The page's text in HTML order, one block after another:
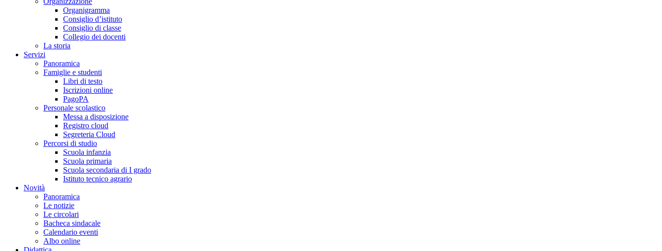
Organigramma
Consiglio d’istituto
Consiglio di classe
Collegio dei docenti
La storia
Servizi
Panoramica
Famiglie e studenti
Libri di testo
Iscrizioni online
PagoPA
Personale scolastico
Messa a disposizione
Registro cloud
Segreteria Cloud
Percorsi di studio
Scuola infanzia
Scuola primaria
Scuola secondaria di I grado
Istituto tecnico agrario
Novità
Panoramica
Le notizie
Le circolari
Bacheca sindacale
Calendario eventi
Albo online